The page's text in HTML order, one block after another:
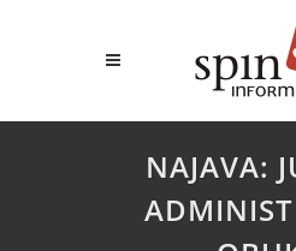
NAJAVA: